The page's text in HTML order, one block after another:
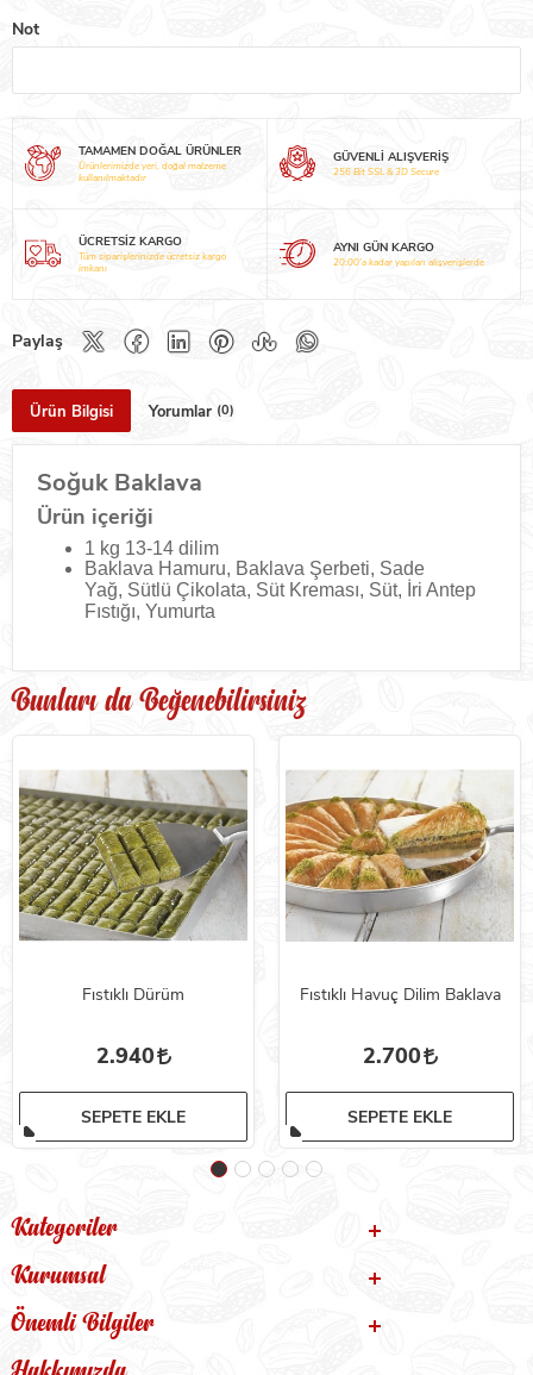
Not
TAMAMEN DOĞAL ÜRÜNLER
Ürünlerimizde yeri, doğal malzeme
kullanılmaktadır
GÜVENLİ ALIŞVERİŞ
256 Bit SSL & 3D Secure
ÜCRETSİZ KARGO
Tüm siparişlerinizde ücretsiz kargo
imkanı
AYNI GÜN KARGO
20:00’a kadar yapılan alışverişlerde
Ürün Bilgisi Yorumlar (0)
Soğuk Baklava
Ürün içeriği
1 kg 13-14 dilim
Baklava Hamuru, Baklava Şerbeti, Sade
Yağ, Sütlü Çikolata, Süt Kreması, Süt, İri Antep
Fıstığı, Yumurta
Bunları da Beğenebilirsiniz
Fıstıklı Dürüm
2.940
SEPETE EKLE
Fıstıklı Havuç Dilim Baklava
2.700
SEPETE EKLE
Kategoriler
Kurumsal
Önemli Bilgiler